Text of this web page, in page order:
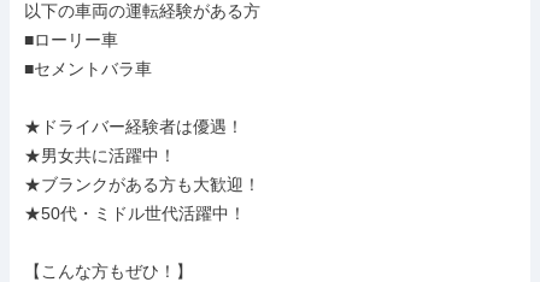
以下の車両の運転経験がある方
■ローリー車
■セメントバラ車
★ドライバー経験者は優遇！
★男女共に活躍中！
★ブランクがある方も大歓迎！
★50代・ミドル世代活躍中！
【こんな方もぜひ！】